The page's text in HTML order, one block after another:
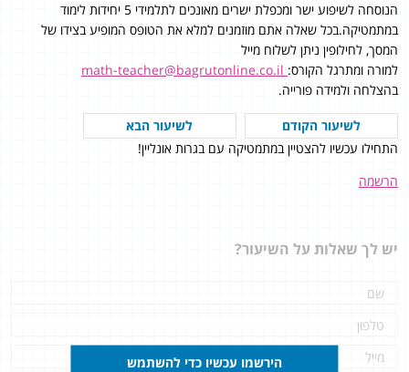
הנוסחה לשיפוע ישר ומכפלת ישרים מאונכים לתלמידי 5 יחידות לימוד
במתמטיקה.בכל שאלה אתם מוזמנים למלא את הטופס המופיע בצידו של
המסך, לחילופין ניתן לשלוח מייל
למורה ומתרגל הקורס:
בהצלחה ולמידה פורייה.
לשיעור הקודם
לשיעור הבא
התחילו עכשיו להצטיין במתמטיקה עם בגרות אונליין!
הרשמה
יש לך שאלות על השיעור?
הירשמו עכשיו כדי להשתמש